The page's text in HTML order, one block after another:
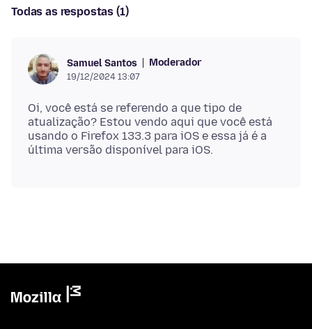
Todas as respostas (1)
Samuel Santos Moderador
19/12/2024 13:07
Oi, você está se referendo a que tipo de
atualização? Estou vendo aqui que você está
usando o Firefox 133.3 para iOS e essa já é a